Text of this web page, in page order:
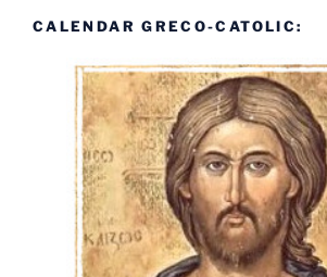
CALENDAR GRECO-CATOLIC: